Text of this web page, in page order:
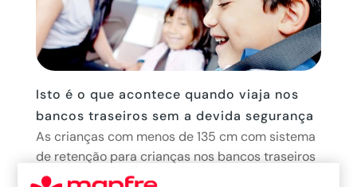
Isto é o que acontece quando viaja nos
bancos traseiros sem a devida segurança
As crianças com menos de 135 cm com sistema
de retenção para crianças nos bancos traseiros
(salvo determinadas exceções) e os adultos e